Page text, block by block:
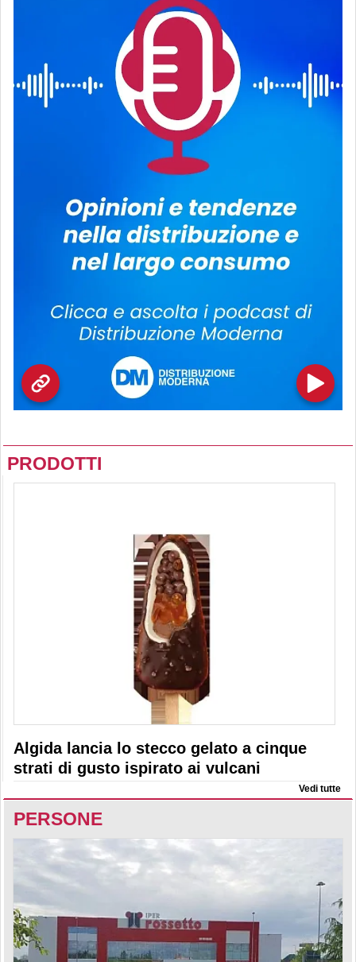
PRODOTTI
Algida lancia lo stecco gelato a cinque
strati di gusto ispirato ai vulcani
Vedi tutte
PERSONE